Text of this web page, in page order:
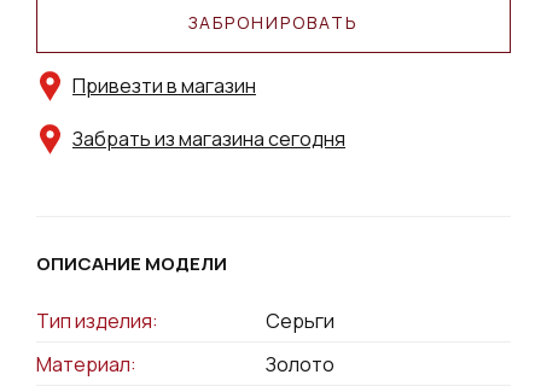
ЗАБРОНИРОВАТЬ
Привезти в магазин
Забрать из магазина сегодня
ОПИСАНИЕ МОДЕЛИ
Тип изделия:
Серьги
Материал:
Золото